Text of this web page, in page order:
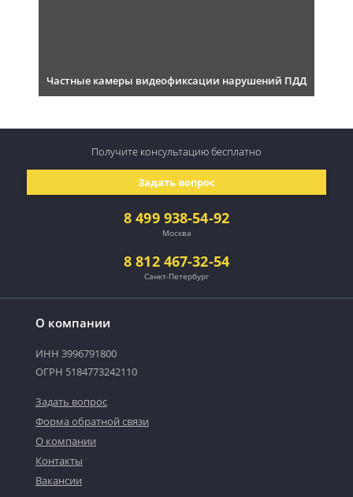
Частные камеры видеофиксации нарушений ПДД
О компании
ИНН 3996791800
ОГРН 5184773242110
Задать вопрос
Форма обратной связи
О компании
Контакты
Вакансии
8 499 938-54-92
Москва
8 812 467-32-54
Санкт-Петербург
Задать вопрос
Получите консультациюбесплатно